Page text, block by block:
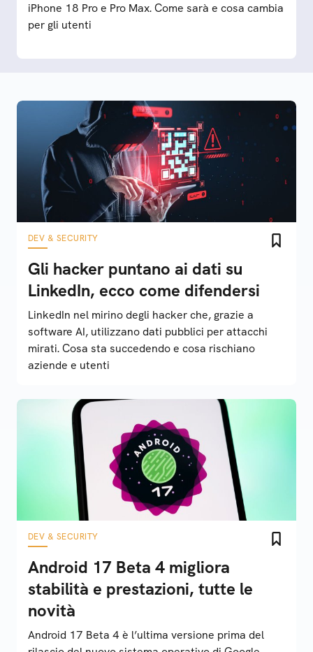
iPhone 18 Pro e Pro Max. Come sarà e cosa cambia
per gli utenti
DEV & SECURITY
Gli hacker puntano ai dati su
LinkedIn, ecco come difendersi
LinkedIn nel mirino degli hacker che, grazie a
software AI, utilizzano dati pubblici per attacchi
mirati. Cosa sta succedendo e cosa rischiano
aziende e utenti
DEV & SECURITY
Android 17 Beta 4 migliora
stabilità e prestazioni, tutte le
novità
Android 17 Beta 4 è l’ultima versione prima del